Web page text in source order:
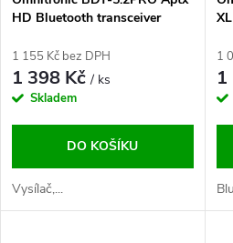
p
r
o
u
p
r
o
d
u
HD Bluetooth transceiver
1 155 Kč bez DPH
1 398 Kč/ ks
Skladem
DO KOŠÍKU
Vysílač,...
1